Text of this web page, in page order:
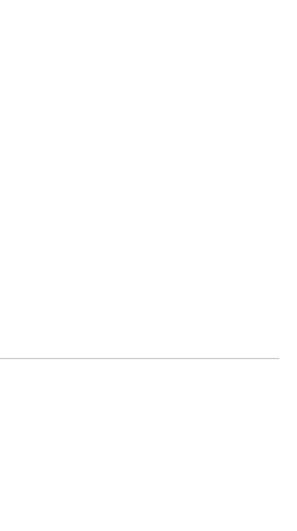
теплоизоляционными
с соответствующими